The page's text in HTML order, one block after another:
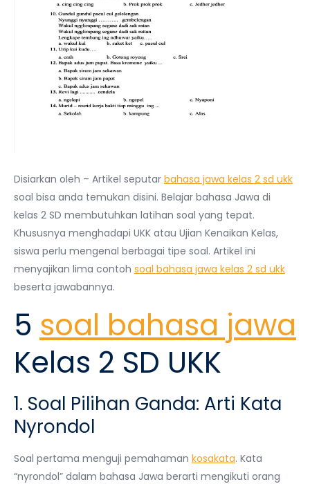
Disiarkan oleh – Artikel seputar bahasa jawa kelas 2 sd ukk
soal bisa anda temukan disini. Belajar bahasa Jawa di
kelas 2 SD membutuhkan latihan soal yang tepat.
Khususnya menghadapi UKK atau Ujian Kenaikan Kelas,
siswa perlu mengenal berbagai tipe soal. Artikel ini
menyajikan lima contoh soal bahasa jawa kelas 2 sd ukk
beserta jawabannya.
5 soal bahasa jawa
Kelas 2 SD UKK
1. Soal Pilihan Ganda: Arti Kata
Nyrondol
Soal pertama menguji pemahaman kosakata. Kata
“nyrondol” dalam bahasa Jawa berarti mengikuti orang